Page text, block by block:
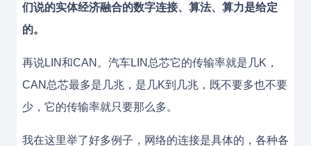
们说的实体经济融合的数字连接、算法、算力是给定
的。
再说LIN和CAN。汽车LIN总芯它的传输率就是几K，
CAN总芯最多是几兆，是几K到几兆，既不要多也不要
少，它的传输率就只要那么多。
我在这里举了好多例子，网络的连接是具体的，各种各